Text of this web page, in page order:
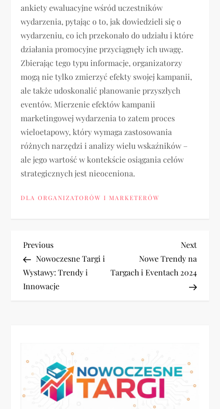
ankiety ewaluacyjne wśród uczestników
wydarzenia, pytając o to, jak dowiedzieli się o
wydarzeniu, co ich przekonało do udziału i które
działania promocyjne przyciągnęły ich uwagę.
Zbierając tego typu informacje, organizatorzy
mogą nie tylko zmierzyć efekty swojej kampanii,
ale także udoskonalić planowanie przyszłych
eventów. Mierzenie efektów kampanii
marketingowej wydarzenia to zatem proces
wieloetapowy, który wymaga zastosowania
różnych narzędzi i analizy wielu wskaźników –
ale jego wartość w kontekście osiągania celów
strategicznych jest nieoceniona.
DLA ORGANIZATORÓW I MARKETERÓW
N
a
w
a
c
Previous
Post
Previous
Nowoczesne Targi i
Wystawy: Trendy i
Innowacje
Next
Post
Next
Nowe Trendy na
Targach i Eventach 2024